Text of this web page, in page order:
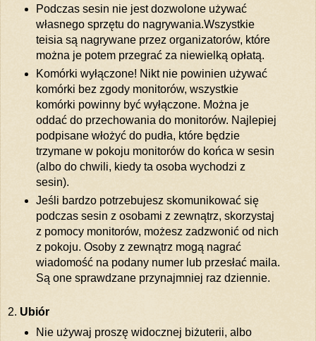
Podczas sesin nie jest dozwolone używać
własnego sprzętu do nagrywania.Wszystkie
teisia są nagrywane przez organizatorów, które
można je potem przegrać za niewielką opłatą.
Komórki wyłączone! Nikt nie powinien używać
komórki bez zgody monitorów, wszystkie
komórki powinny być wyłączone. Można je
oddać do przechowania do monitorów. Najlepiej
podpisane włożyć do pudła, które będzie
trzymane w pokoju monitorów do końca w sesin
(albo do chwili, kiedy ta osoba wychodzi z
sesin).
Jeśli bardzo potrzebujesz skomunikować się
podczas sesin z osobami z zewnątrz, skorzystaj
z pomocy monitorów, możesz zadzwonić od nich
z pokoju. Osoby z zewnątrz mogą nagrać
wiadomość na podany numer lub przesłać maila.
Są one sprawdzane przynajmniej raz dziennie.
2. Ubiór
Nie używaj proszę widocznej biżuterii, albo